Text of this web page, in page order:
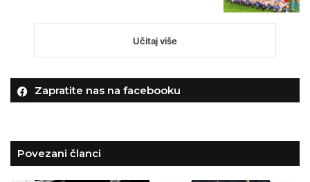
Učitaj više
Zapratite nas na facebooku
Povezani članci